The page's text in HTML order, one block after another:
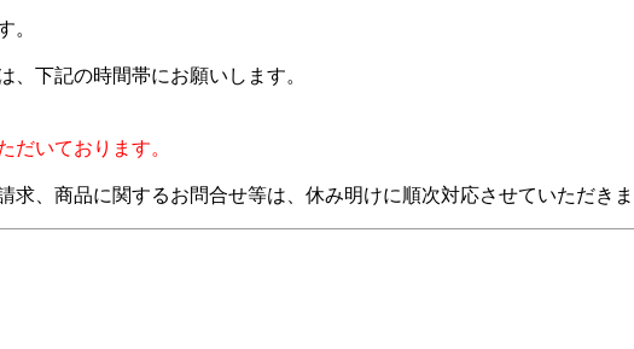
。
下記の時間帯にお願いします。
いております。
求、商品に関するお問合せ等は、休み明けに順次対応させていただき